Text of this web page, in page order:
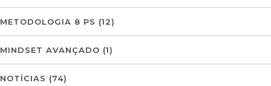
METODOLOGIA 8 PS (12)
MINDSET AVANÇADO (1)
NOTÍCIAS (74)